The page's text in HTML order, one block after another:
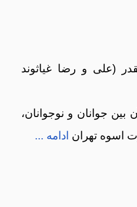
(علی و رضا غیاثوند
جوانان و نوجوانان،
اسوه تهران ادامه ...